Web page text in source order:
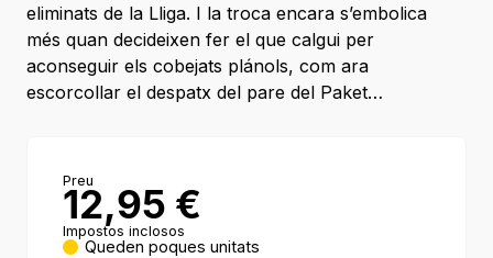
eliminats de la Lliga. I la troca encara s’embolica
més quan decideixen fer el que calgui per
aconseguir els cobejats plánols, com ara
escorcollar el despatx del pare del Paket…
Preu
12,95 €
Impostos inclosos
Queden poques unitats